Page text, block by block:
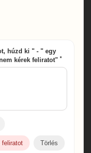
húzd ki " - " egy
kérek feliratot" *
feliratot Törlés